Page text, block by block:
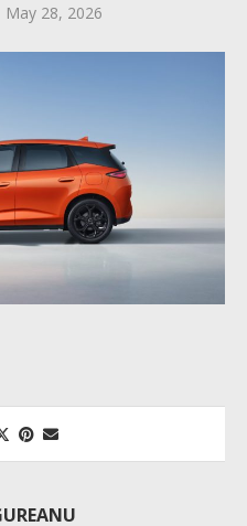
May 28, 2026